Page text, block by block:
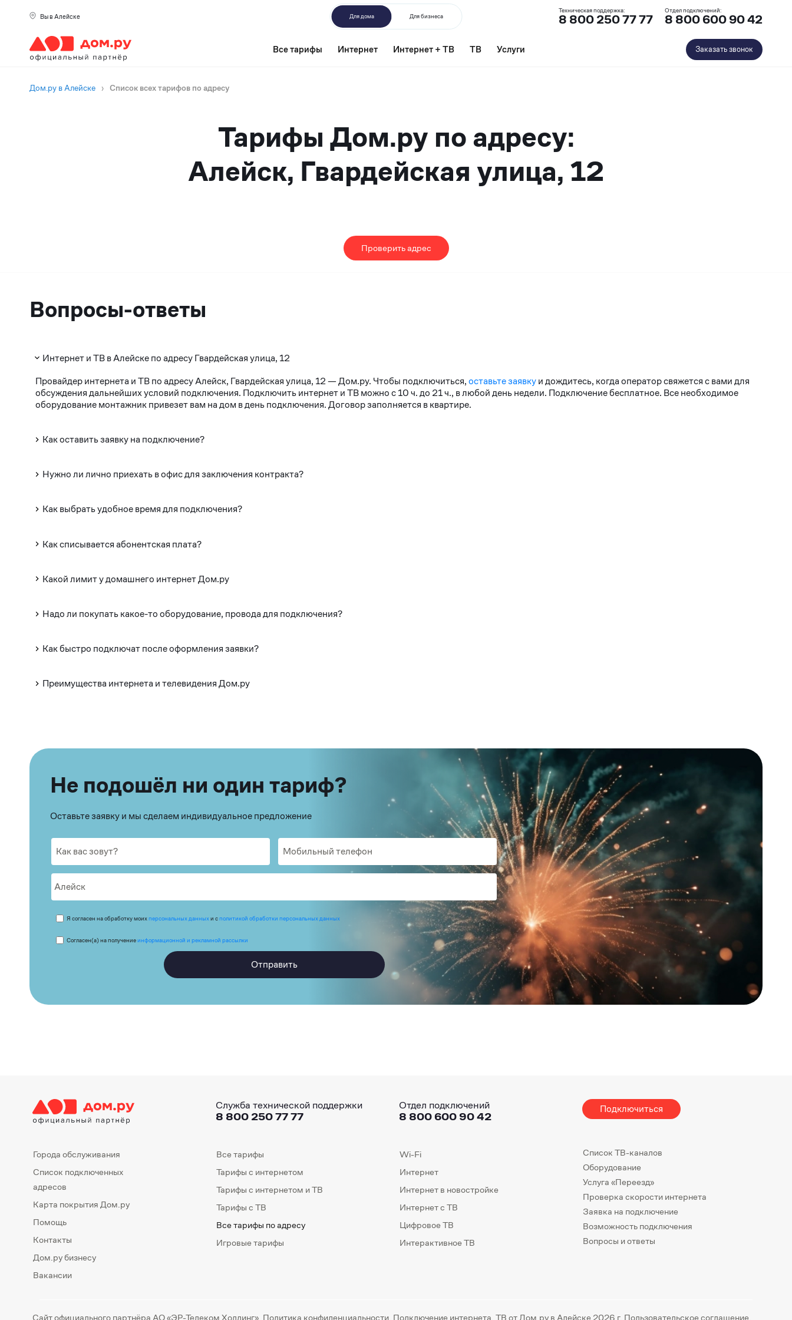
Вы в Алейске Для дома Для бизнеса
Техническая поддержка:
8 800 250 77 77
Отдел подключений:
8 800 600 90 42
Все тарифы Интернет Интернет + ТВ ТВ Услуги Заказать звонок
Дом.ру в Алейске › Список всех тарифов по адресу
Тарифы Дом.ру по адресу:
Алейск, Гвардейская улица, 12
Проверить адрес
Вопросы-ответы
Интернет и ТВ в Алейске по адресу Гвардейская улица, 12
Провайдер интернета и ТВ по адресу Алейск, Гвардейская улица, 12 — Дом.ру. Чтобы подключиться,оставьте заявкуи дождитесь, когда оператор свяжется с вами для
обсуждения дальнейших условий подключения. Подключить интернет и ТВ можно с 10 ч. до 21 ч., в любой день недели. Подключение бесплатное. Все необходимое
оборудование монтажник привезет вам на дом в день подключения. Договор заполняется в квартире.
Как оставить заявку на подключение?
Нужно ли лично приехать в офис для заключения контракта?
Как выбрать удобное время для подключения?
Как списывается абонентская плата?
Какой лимит у домашнего интернет Дом.ру
Надо ли покупать какое-то оборудование, провода для подключения?
Как быстро подключат после оформления заявки?
Преимущества интернета и телевидения Дом.ру
Не подошёл ни один тариф?
Оставьте заявку и мы сделаем индивидуальное предложение
Я согласен на обработку моихперсональных данныхи сполитикой обработки персональных данных
Согласен(а) на получениеинформационной и рекламной рассылки
Отправить
Служба технической поддержки
8 800 250 77 77
Отдел подключений
8 800 600 90 42
Подключиться
Города обслуживания
Список подключенных
адресов
Карта покрытия Дом.ру
Помощь
Контакты
Дом.ру бизнесу
Вакансии
Все тарифы
Тарифы с интернетом
Тарифы с интернетом и ТВ
Тарифы с ТВ
Все тарифы по адресу
Игровые тарифы
Wi-Fi
Интернет
Интернет в новостройке
Интернет с ТВ
Цифровое ТВ
Интерактивное ТВ
Список ТВ-каналов
Оборудование
Услуга «Переезд»
Проверка скорости интернета
Заявка на подключение
Возможность подключения
Вопросы и ответы
Сайт официального партнёра АО «ЭР-Телеком Холдинг». Политика конфиденциальности . Подключение интернета, ТВ от Дом.ру в Алейске 2026 г. Пользовательское соглашение